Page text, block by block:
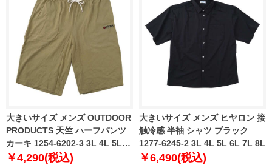
大きいサイズ メンズ OUTDOOR
PRODUCTS 天竺 ハーフパンツ
カーキ 1254-6202-3 3L 4L 5L
6L 7L 8L
￥4,290(税込)
大きいサイズ メンズ ヒヤロン 接
触冷感 半袖 シャツ ブラック
1277-6245-2 3L 4L 5L 6L 7L 8L
￥6,490(税込)